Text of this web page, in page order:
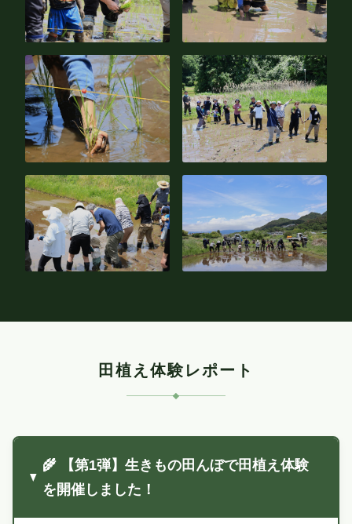
田植え体験レポート
🌾 【第1弾】生きもの田んぼで田植え体験
を開催しました！